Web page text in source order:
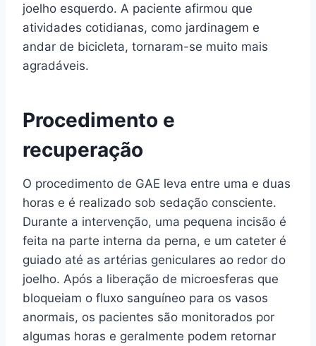
joelho esquerdo. A paciente afirmou que
atividades cotidianas, como jardinagem e
andar de bicicleta, tornaram-se muito mais
agradáveis.
Procedimento e
recuperação
O procedimento de GAE leva entre uma e duas
horas e é realizado sob sedação consciente.
Durante a intervenção, uma pequena incisão é
feita na parte interna da perna, e um cateter é
guiado até as artérias geniculares ao redor do
joelho. Após a liberação de microesferas que
bloqueiam o fluxo sanguíneo para os vasos
anormais, os pacientes são monitorados por
algumas horas e geralmente podem retornar